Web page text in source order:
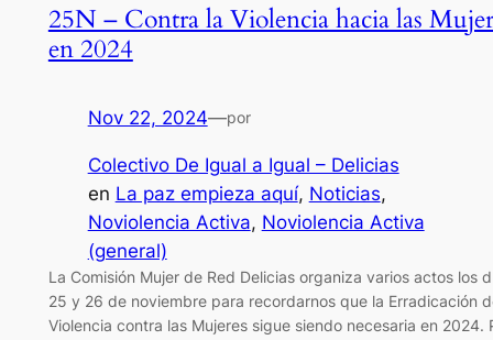
25N – Contra la Violencia hacia las
en 2024
Nov 22, 2024—por
Colectivo De Igual a Igual – Delicias
en La paz empieza aquí, Noticias
Noviolencia Activa, Noviolencia Activa
(general)
La Comisión Mujer de Red Delicias organiza varios actos los
25 y 26 de noviembre para recordarnos que la Erradicación
Violencia contra las Mujeres sigue siendo necesaria en 2024.